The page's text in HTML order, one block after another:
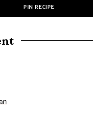
PIN RECIPE